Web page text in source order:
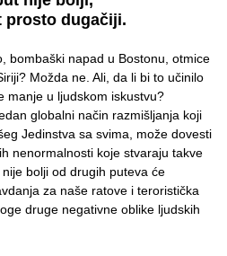
prosto dugačiji.
bombaški napad u Bostonu, otmice
Možda ne. Ali, da li bi to učinilo
manje u ljudskom iskustvu?
globalni način razmišljanja koji
Jedinstva sa svima, može dovesti
nenormalnosti koje stvaraju takve
bolji od drugih puteva će
za naše ratove i teroristička
druge negativne oblike ljudskih